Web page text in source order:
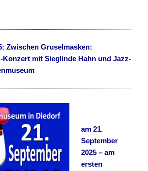
Zwischen Gruselmasken:
Konzert mit Sieglinde Hahn und Jazz-
am 21.
September
2025 – am
ersten